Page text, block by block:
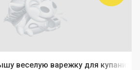
веселую варежку для купания!